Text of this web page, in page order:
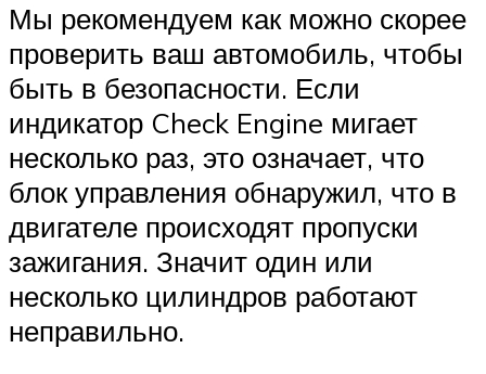
Мы рекомендуем как можно скорее
проверить ваш автомобиль, чтобы
быть в безопасности. Если
индикатор Check Engine мигает
несколько раз, это означает, что
блок управления обнаружил, что в
двигателе происходят пропуски
зажигания. Значит один или
несколько цилиндров работают
неправильно.